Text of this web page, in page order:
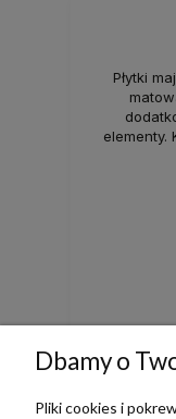
Płytki
elementy.
Dbamy o
Pliki cookies i